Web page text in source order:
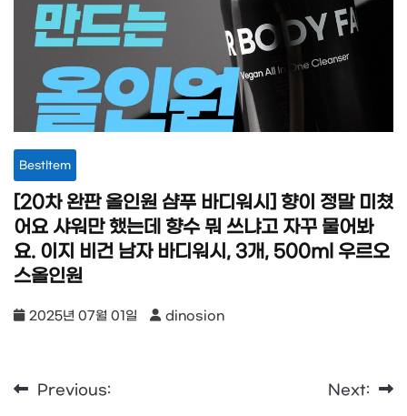
BestItem
[20차 완판 올인원 샴푸 바디워시] 향이 정말 미쳤
어요 샤워만 했는데 향수 뭐 쓰냐고 자꾸 물어봐
요. 이지 비건 남자 바디워시, 3개, 500ml 우르오
스올인원
2025년 07월 01일 dinosion
글 Previous: Next: